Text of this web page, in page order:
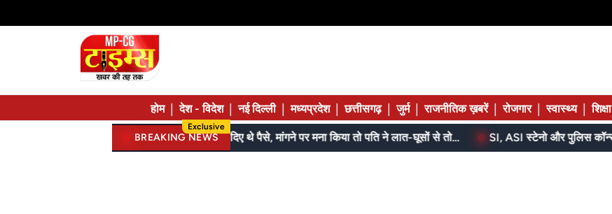
होम देश - विदेश नई दिल्ली मध्यप्रदेश छत्तीसगढ़ जुर्म राजनीतिक ख़बरें रोजगार स्वास्थ्य शिक्षा
BREAKING NEWS
Exclusive
बेटे ने मां को दिए थे पैसे, मांगने पर मना किया तो पति ने लात-घूसों से तोड़ी तिल्ली; गिरफ्तार